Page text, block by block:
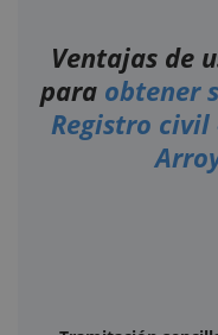
Ventajas de
para obtener
Registro civil